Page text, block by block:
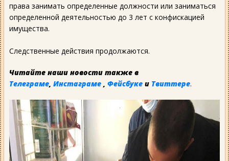
права занимать определенные должности или заниматься
определенной деятельностью до 3 лет с конфискацией
имущества.
Следственные действия продолжаются.
Читайте наши новости также в
Телеграме Инстаграме Фейсбуке и Твиттере.